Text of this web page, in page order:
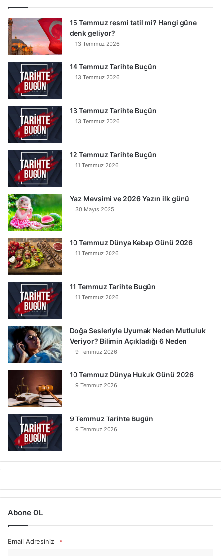
Y
e
r
e
n
s
B
u
n
O
k
u
a
n
K
u
r
t
u
l
u
r
15 Temmuz resmi tatil mi? Hangi güne
denk geliyor?
13 Temmuz 2026
14 Temmuz Tarihte Bugün
13 Temmuz 2026
13 Temmuz Tarihte Bugün
13 Temmuz 2026
12 Temmuz Tarihte Bugün
11 Temmuz 2026
Yaz Mevsimi ve 2026 Yazın ilk günü
30 Mayıs 2025
10 Temmuz Dünya Kebap Günü 2026
11 Temmuz 2026
11 Temmuz Tarihte Bugün
11 Temmuz 2026
Doğa Sesleriyle Uyumak Neden Mutluluk
Veriyor? Bilimin Açıkladığı 6 Neden
9 Temmuz 2026
10 Temmuz Dünya Hukuk Günü 2026
9 Temmuz 2026
9 Temmuz Tarihte Bugün
9 Temmuz 2026
Abone OL
Email Adresiniz *